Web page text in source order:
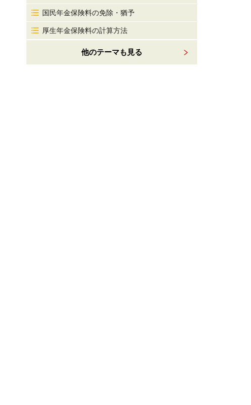
国民年金保険料の免除・猶予
厚生年金保険料の計算方法
他のテーマも見る